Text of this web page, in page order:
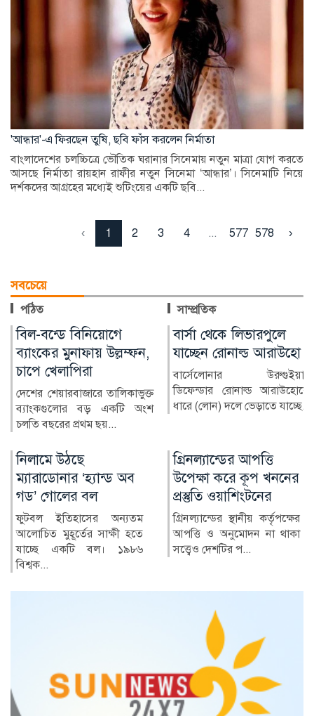
'আন্ধার'-এ ফিরছেন তুষি, ছবি ফাঁস করলেন নির্মাতা
বাংলাদেশের চলচ্চিত্রে ভৌতিক ঘরানার সিনেমায় নতুন মাত্রা যোগ করতে
আসছে নির্মাতা রায়হান রাফীর নতুন সিনেমা ‘আন্ধার’। সিনেমাটি নিয়ে
দর্শকদের আগ্রহের মধ্যেই শুটিংয়ের একটি ছবি...
‹ 1 2 3 4 ... 577 578 ›
সবচেয়ে
পঠিত সাম্প্রতিক
বার্সা থেকে লিভারপুলে
যাচ্ছেন রোনাল্ড আরাউহো
বার্সেলোনার উরুগুইয়ান
ডিফেন্ডার রোনাল্ড আরাউহোকে
ধারে (লোন) দলে ভেড়াতে যাচ্ছে...
চিকিৎসক নিরাপদ
থাকলেই বদলাবে
স্বাস্থ্যসেবার চিত্র
বাংলাদেশের স্বাস্থ্য খাতে গত
কয়েক দশকে উল্লেখযোগ্য
গ্রিনল্যান্ডের আপত্তি
উপেক্ষা করে কূপ খননের
প্রস্তুতি ওয়াশিংটনের
গ্রিনল্যান্ডের স্থানীয় কর্তৃপক্ষের
আপত্তি ও অনুমোদন না থাকা
সত্ত্বেও দেশটির প...
রাশিয়া-ইউক্রেন
পাল্টাপাল্টি হামলায়
নিহত ৩, আহত ১০
রাশিয়া ও ইউক্রেনের মধ্যে
শনিবার রাতভর পাল্টাপাল্টি
হামলায় অন্তত তিনজন নিহত